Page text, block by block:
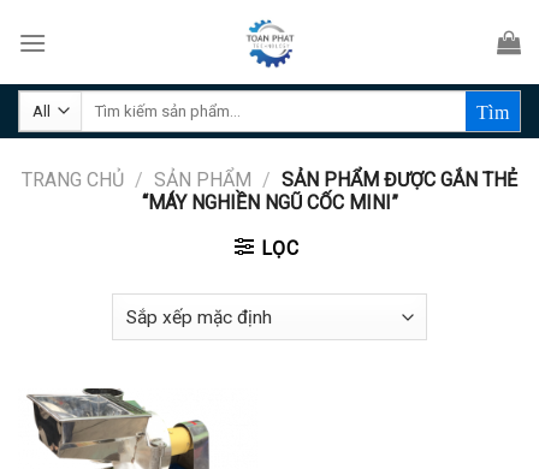
Tìm
TRANG CHỦ / SẢN PHẨM / SẢN PHẨM ĐƯỢC GẮN THẺ
“MÁY NGHIỀN NGŨ CỐC MINI”
LỌC